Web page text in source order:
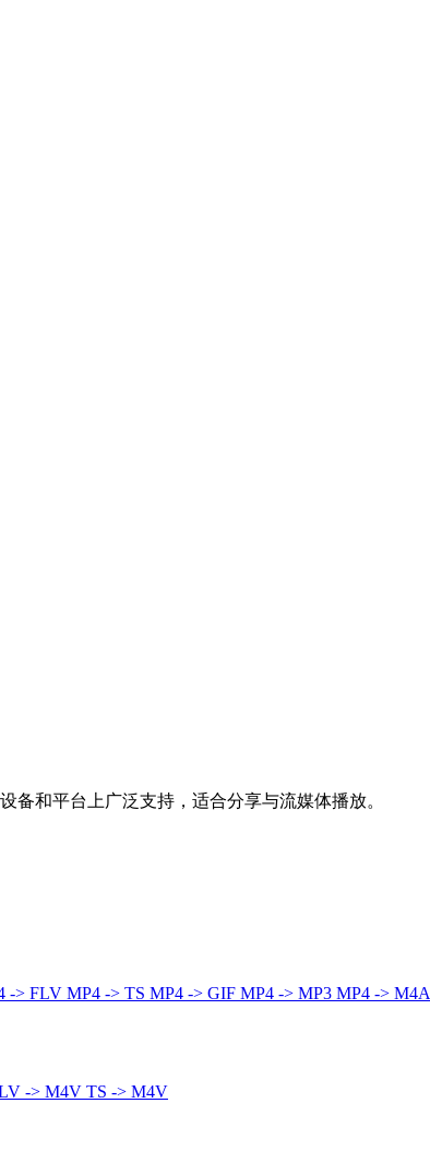
备和平台上广泛支持，适合分享与流媒体播放。
-> FLV MP4 -> TS MP4 -> GIF MP4 -> MP3 MP4 -> M4A
-> M4V TS -> M4V